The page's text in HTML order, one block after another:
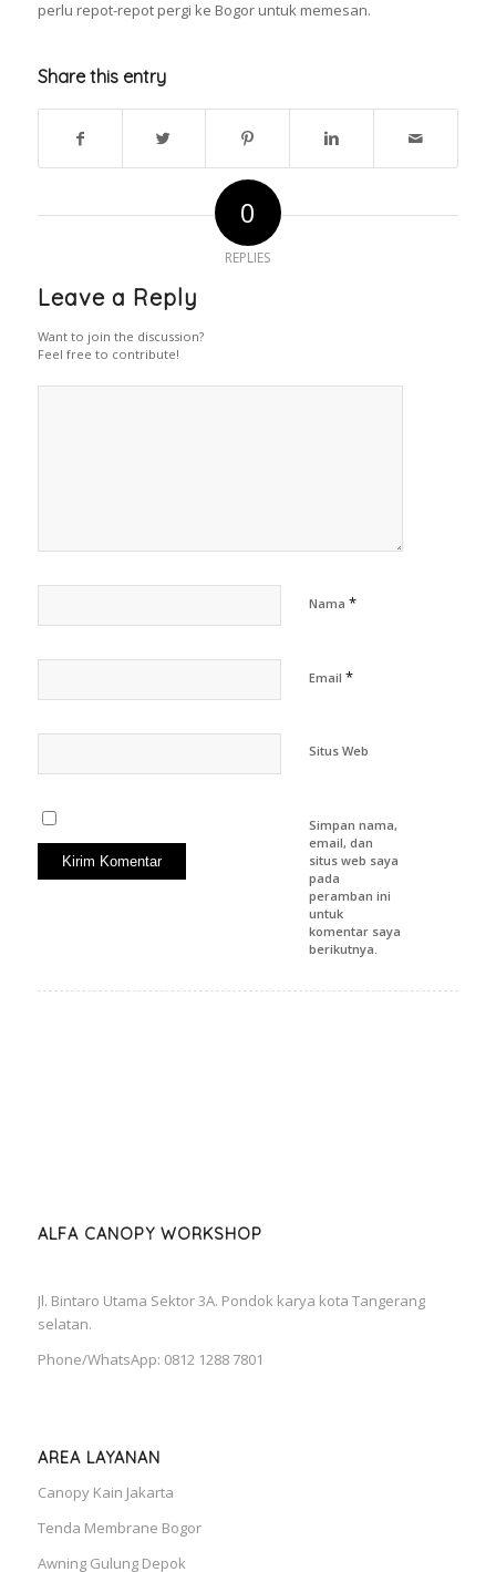
perlu repot-repot pergi ke Bogor untuk memesan.
Share this entry
0
REPLIES
Leave a Reply
Want to join the discussion?
Feel free to contribute!
Nama *
Email *
Situs Web
Simpan nama,
email, dan
situs web saya
pada
peramban ini
untuk
komentar saya
berikutnya.
ALFA CANOPY WORKSHOP
Jl. Bintaro Utama Sektor 3A. Pondok karya kota Tangerang
selatan.
Phone/WhatsApp: 0812 1288 7801
AREA LAYANAN
Canopy Kain Jakarta
Tenda Membrane Bogor
Awning Gulung Depok